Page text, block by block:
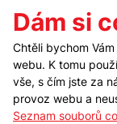
Kontakt
Dám si
Chtěli bychom
webu. K tomu
vše, s čím jste za
provoz webu a
Seznam souborů